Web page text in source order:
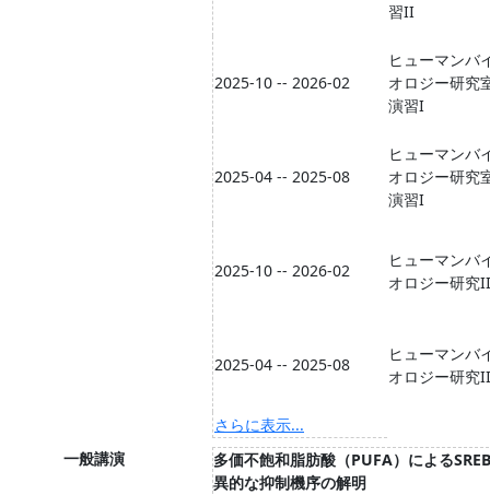
習II
2025-10 -- 2026-02
ヒューマンバ
オロジー研究
演習I
2025-04 -- 2025-08
ヒューマンバ
オロジー研究
演習I
2025-10 -- 2026-02
ヒューマンバ
オロジー研究
2025-04 -- 2025-08
ヒューマンバ
オロジー研究
さらに表示...
一般講演
多価不飽和脂肪酸（PUFA）による
異的な抑制機序の解明